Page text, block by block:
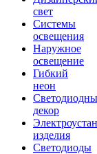
свет
Системы
освещения
Наружное
освещение
Гибкий
неон
декор
изделия
Светодиоды